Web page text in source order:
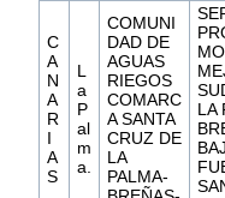
C
A
N
A
R
I
A
S
L
a
P
al
m
a.
COMUNI
DAD DE
AGUAS
RIEGOS
COMARC
A SANTA
CRUZ DE
LA
PALMA-
LA